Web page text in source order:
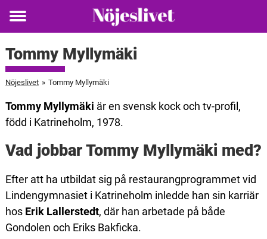
Toggle
Tommy Myllymäki
Nöjeslivet » Tommy Myllymäki
Tommy Myllymäki är en svensk kock och tv-profil,
född i Katrineholm, 1978.
Vad jobbar Tommy Myllymäki med?
Efter att ha utbildat sig på restaurangprogrammet vid
Lindengymnasiet i Katrineholm inledde han sin karriär
hos Erik Lallerstedt, där han arbetade på både
Gondolen och Eriks Bakficka.